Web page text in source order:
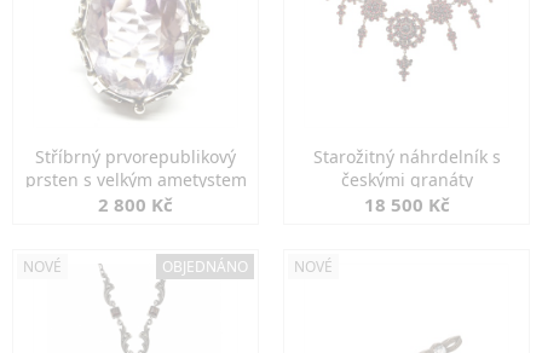
Stříbrný prvorepublikový
prsten s velkým ametystem
2 800 Kč
Starožitný náhrdelník s
českými granáty
18 500 Kč
NOVÉ OBJEDNÁNO NOVÉ